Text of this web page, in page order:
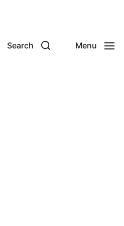
Search Menu